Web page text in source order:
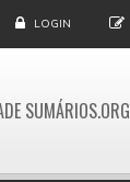
LOGIN
SUMÁRIOS.ORG